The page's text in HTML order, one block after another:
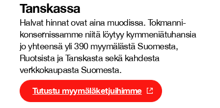
Tanskassa
Halvat hinnat ovat aina muodissa. Tokmanni-
konsernissamme niitä löytyy kymmeniätuhansia
jo yhteensä yli 390 myymälästä Suomesta,
Ruotsista ja Tanskasta sekä kahdesta
verkkokaupasta Suomesta.
Tutustu myymäläketjuihimme